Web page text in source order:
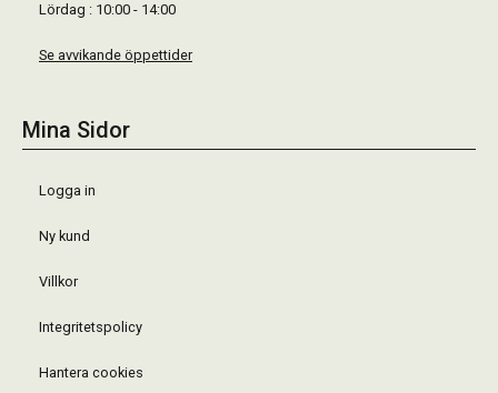
Lördag : 10:00 - 14:00
Se avvikande öppettider
Mina Sidor
Logga in
Ny kund
Villkor
Integritetspolicy
Hantera cookies